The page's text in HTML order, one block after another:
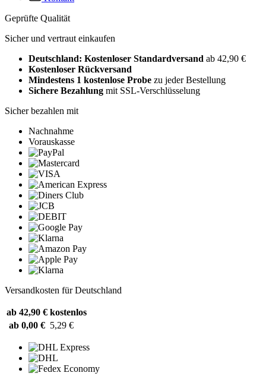
Geprüfte Qualität
Sicher und vertraut einkaufen
Deutschland: Kostenloser Standardversand ab 42,90 €
Kostenloser Rückversand
Mindestens 1 kostenlose Probe zu jeder Bestellung
Sichere Bezahlung mit SSL-Verschlüsselung
Sicher bezahlen mit
Nachnahme
Vorauskasse
Versandkosten für Deutschland
ab 42,90 € kostenlos
ab 0,00 € 5,29 €